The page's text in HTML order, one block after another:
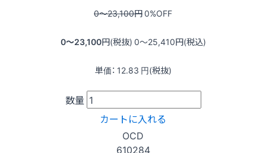
0〜23,100円0%OFF
0〜23,100円(税抜) 0〜25,410円(税込)
単価： 12.83 円(税抜)
数量
カートに入れる
OCD
610284